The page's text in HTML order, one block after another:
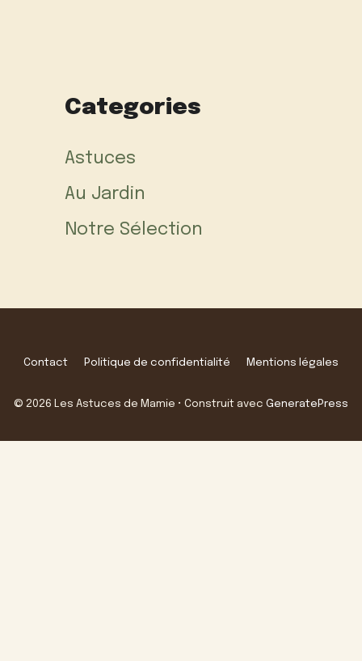
Categories
Astuces
Au Jardin
Notre Sélection
Contact Politique de confidentialité Mentions légales
© 2026 Les Astuces de Mamie • Construit avec GeneratePress